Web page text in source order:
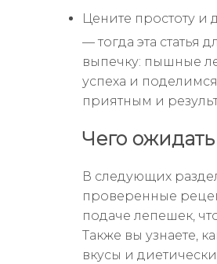
Цените простоту и
— тогда эта статья
выпечку: пышные
успеха и
приятным и
Чего
В следующих
проверенные
подаче лепешек,
Также вы узнаете,
вкусы и